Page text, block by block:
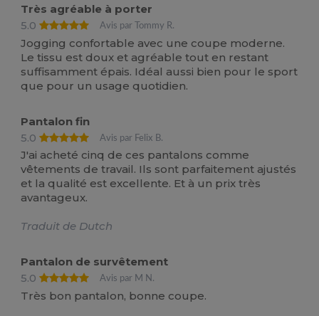
Très agréable à porter
5.0
Avis par Tommy R.
Jogging confortable avec une coupe moderne.
Le tissu est doux et agréable tout en restant
suffisamment épais. Idéal aussi bien pour le sport
que pour un usage quotidien.
Pantalon fin
5.0
Avis par Felix B.
J'ai acheté cinq de ces pantalons comme
vêtements de travail. Ils sont parfaitement ajustés
et la qualité est excellente. Et à un prix très
avantageux.
Traduit de Dutch
Pantalon de survêtement
5.0
Avis par M N.
Très bon pantalon, bonne coupe.